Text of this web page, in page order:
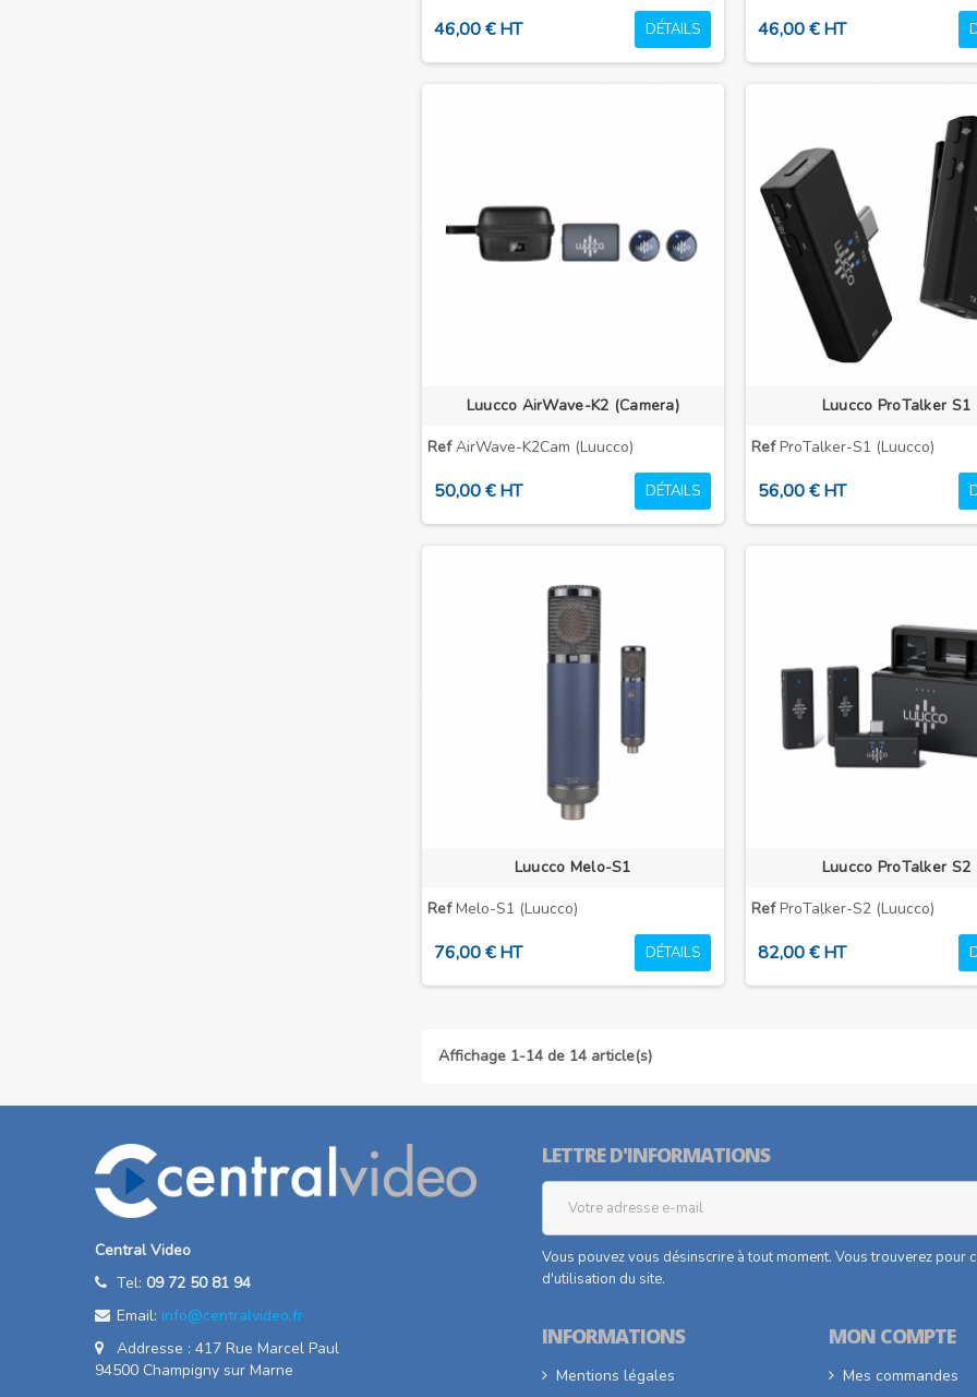
46,00 € HT DÉTAILS 46,00 € HT
Luucco AirWave-K2 (Camera)
RefAirWave-K2Cam (Luucco)
50,00 € HT DÉTAILS
Luucco ProTalker S1
RefProTalker-S1 (Luucco)
56,00 € HT
Luucco Melo-S1
RefMelo-S1 (Luucco)
76,00 € HT DÉTAILS
Luucco ProTalker S2
RefProTalker-S2 (Luucco)
82,00 € HT
Affichage 1-14 de 14 article(s)
Central Video
Tel: 09 72 50 81 94
Email: info@centralvideo.fr
Addresse : 417 Rue Marcel Paul
94500 Champigny sur Marne
LETTRE D'INFORMATIONS
Vous pouvez vous désinscrire à tout moment. Vous trouverez
d'utilisation du site.
INFORMATIONS
Mentions légales
MON COMPTE
Mes commandes